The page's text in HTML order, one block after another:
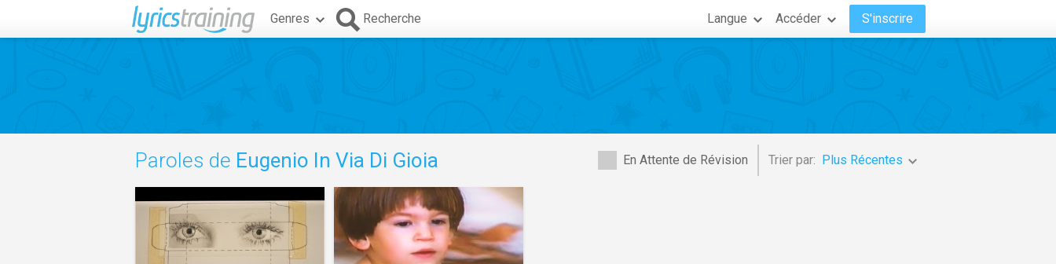
Genres Recherche Langue Accéder S'inscrire
En Attente de Révision Trier par: Plus Récentes
Paroles de Eugenio In Via Di Gioia